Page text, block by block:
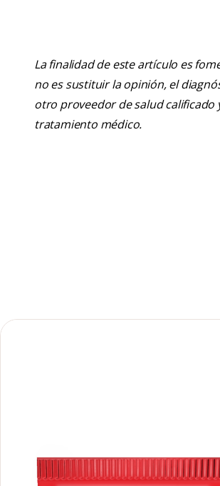
La finalidad de este artículo es
no es sustituir la opinión, el
otro proveedor de salud calificado
tratamiento médico.